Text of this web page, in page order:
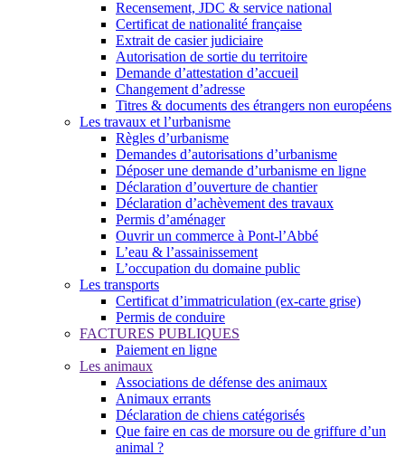
Recensement, JDC & service national
Certificat de nationalité française
Extrait de casier judiciaire
Autorisation de sortie du territoire
Demande d’attestation d’accueil
Changement d’adresse
Titres & documents des étrangers non européens
Les travaux et l’urbanisme
Règles d’urbanisme
Demandes d’autorisations d’urbanisme
Déposer une demande d’urbanisme en ligne
Déclaration d’ouverture de chantier
Déclaration d’achèvement des travaux
Permis d’aménager
Ouvrir un commerce à Pont-l’Abbé
L’eau & l’assainissement
L’occupation du domaine public
Les transports
Certificat d’immatriculation (ex-carte grise)
Permis de conduire
FACTURES PUBLIQUES
Paiement en ligne
Les animaux
Associations de défense des animaux
Animaux errants
Déclaration de chiens catégorisés
Que faire en cas de morsure ou de griffure d’un
animal ?